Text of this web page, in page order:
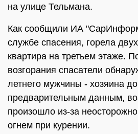
на улице Тельмана.
Как сообщили ИА
службе спасения, горела
квартира на третьем этаже.
возгорания спасатели
летнего мужчины - хозяина
предварительным данным,
произошло из-за
огнем при курении.